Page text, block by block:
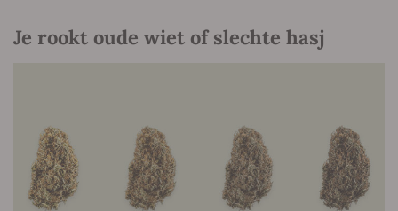
Je rookt oude wiet of slechte hasj